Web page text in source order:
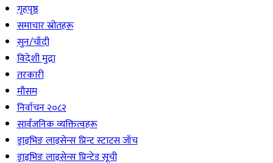
गृहपृष्ठ
समाचार स्रोतहरू
सुन/चाँदी
विदेशी मुद्रा
तरकारी
मौसम
निर्वाचन २०८२
सार्वजनिक व्यक्तित्वहरू
ड्राइभिङ लाइसेन्स प्रिन्ट स्टाटस जाँच
ड्राइभिङ लाइसेन्स प्रिन्टेड सूची